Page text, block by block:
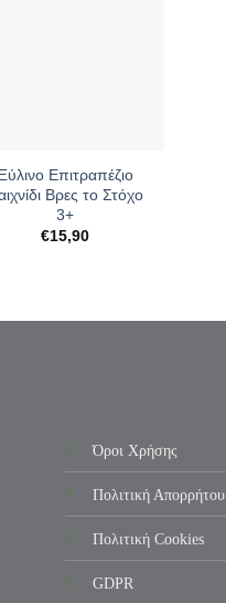
Επιτραπέζιο
Βρες το Στόχο
3+
€15,90
Όροι Χρήσης
Πολιτική Απορρήτου
Πολιτική Cookies
GDPR